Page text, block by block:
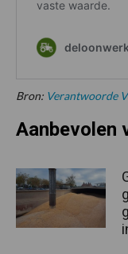
Bron: Verantwoorde
Aanbevolen